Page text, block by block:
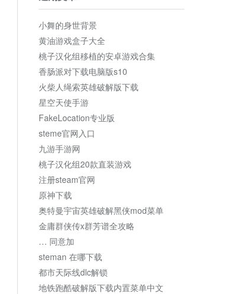
小舞的身世背景
黄油游戏盒子大全
桃子汉化组移植的安卓游戏合集
香肠派对下载电脑版s10
火柴人绳索英雄破解版下载
星空天使手游
FakeLocation专业版
steme官网入口
九游手游网
桃子汉化组20款直装游戏
注册steam官网
原神下载
奥特曼宇宙英雄破解黑侠mod菜单
金庸群侠传x群芳谱全攻略
… 同意加
steman 在哪下载
都市天际线dlc解锁
地铁跑酷破解版下载内置菜单中文